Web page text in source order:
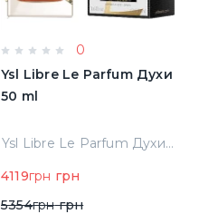
0
Ysl Libre Le Parfum Духи
50 ml
Ysl Libre Le Parfum Духи 50 ml
4119грн грн
5354грнгрн